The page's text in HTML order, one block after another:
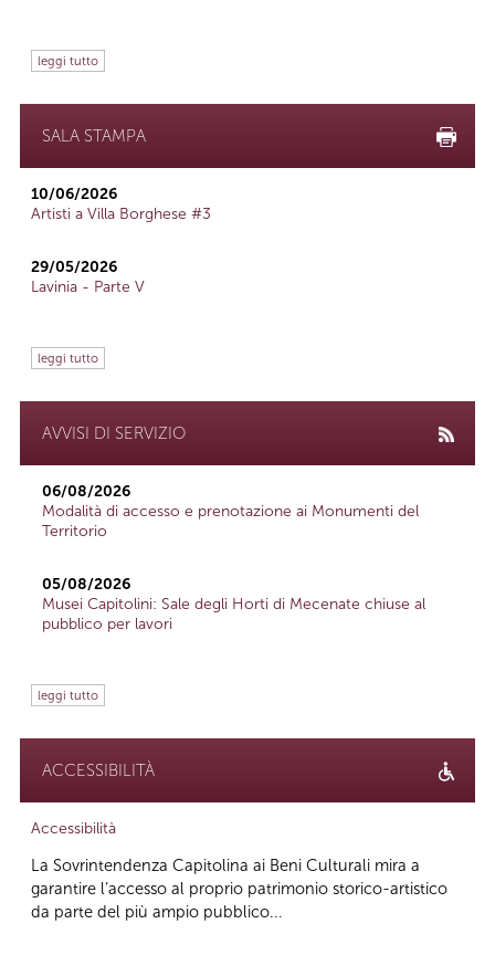
leggi tutto
SALA STAMPA
10/06/2026
Artisti a Villa Borghese #3
29/05/2026
Lavinia - Parte V
leggi tutto
AVVISI DI SERVIZIO
06/08/2026
Modalità di accesso e prenotazione ai Monumenti del
Territorio
05/08/2026
Musei Capitolini: Sale degli Horti di Mecenate chiuse al
pubblico per lavori
leggi tutto
ACCESSIBILITÀ
Accessibilità
La Sovrintendenza Capitolina ai Beni Culturali mira a
garantire l’accesso al proprio patrimonio storico-artistico
da parte del più ampio pubblico...